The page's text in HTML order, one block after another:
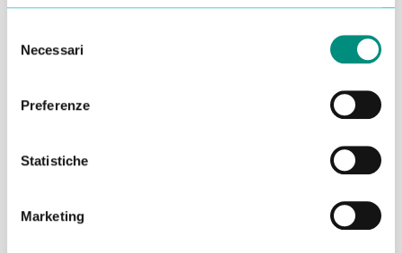
delNecessari
Preferenze
Statistiche
Marketing
Inserisci i tuoi dati qui, ti ricontatteremo